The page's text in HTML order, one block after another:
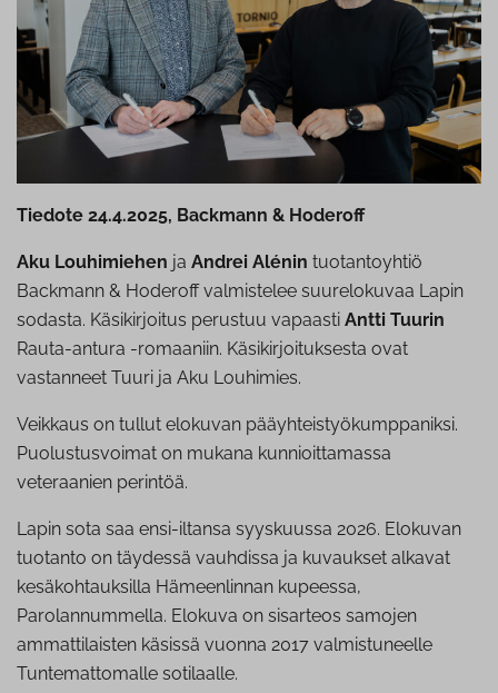
Tiedote 24.4.2025, Backmann & Hoderoff
Aku Louhimiehen ja Andrei Alénin tuotantoyhtiö
Backmann & Hoderoff valmistelee suurelokuvaa Lapin
sodasta. Käsikirjoitus perustuu vapaasti Antti Tuurin
Rauta-antura -romaaniin. Käsikirjoituksesta ovat
vastanneet Tuuri ja Aku Louhimies.
Veikkaus on tullut elokuvan pääyhteistyökumppaniksi.
Puolustusvoimat on mukana kunnioittamassa
veteraanien perintöä.
Lapin sota saa ensi-iltansa syyskuussa 2026. Elokuvan
tuotanto on täydessä vauhdissa ja kuvaukset alkavat
kesäkohtauksilla Hämeenlinnan kupeessa,
Parolannummella. Elokuva on sisarteos samojen
ammattilaisten käsissä vuonna 2017 valmistuneelle
Tuntemattomalle sotilaalle.